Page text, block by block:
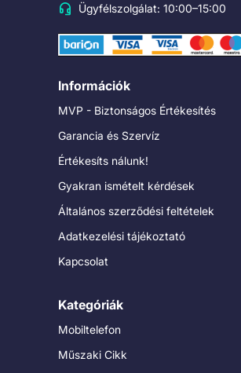
Ügyfélszolgálat: 10:00–15:00
Információk
MVP - Biztonságos Értékesítés
Garancia és Szervíz
Értékesíts nálunk!
Gyakran ismételt kérdések
Általános szerződési feltételek
Adatkezelési tájékoztató
Kapcsolat
Kategóriák
Mobiltelefon
Műszaki Cikk